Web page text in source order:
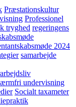
Præstationskultur
Professionel
tryghed regeringens
2024
samarbejde
undervisning
Socialt taxameter